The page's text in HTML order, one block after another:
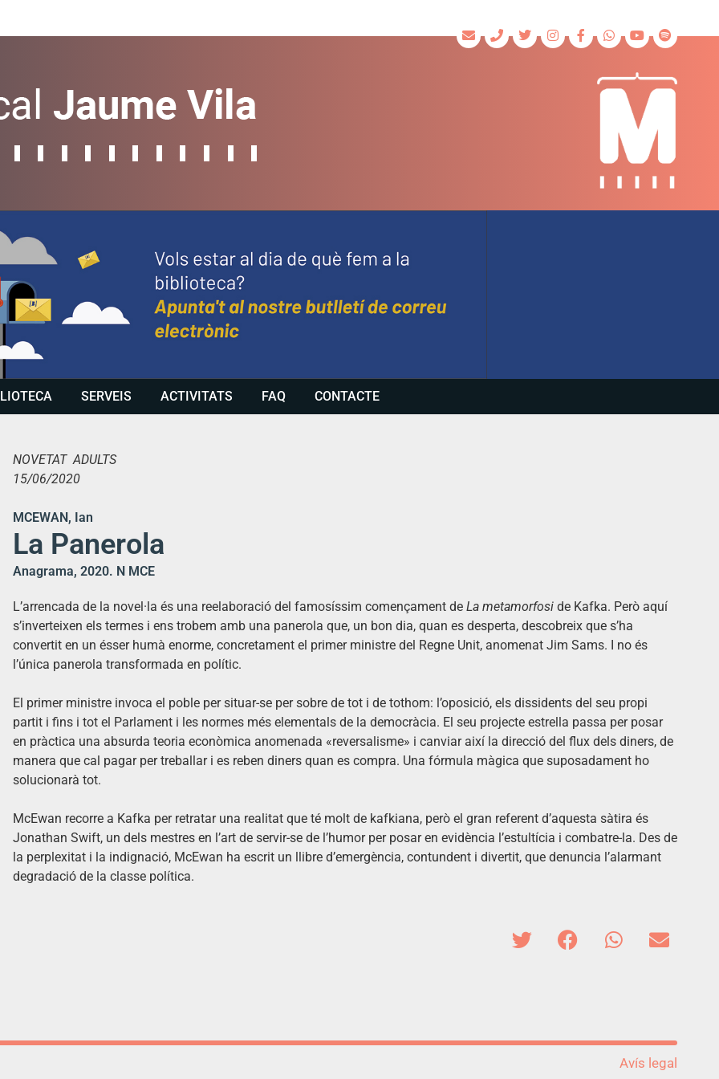
SERVEIS ACTIVITATS FAQ CONTACTE
NOVETAT ADULTS
15/06/2020
MCEWAN, Ian
La Panerola
Anagrama, 2020. N MCE
L’arrencada de la novel·la és una reelaboració del famosíssim començament de La metamorfosi de Kafka. Però aquí
s’inverteixen els termes i ens trobem amb una panerola que, un bon dia, quan es desperta, descobreix que s’ha
convertit en un ésser humà enorme, concretament el primer ministre del Regne Unit, anomenat Jim Sams. I no és
l’única panerola transformada en polític.
El primer ministre invoca el poble per situar-se per sobre de tot i de tothom: l’oposició, els dissidents del seu propi
partit i fins i tot el Parlament i les normes més elementals de la democràcia. El seu projecte estrella passa per posar
en pràctica una absurda teoria econòmica anomenada «reversalisme» i canviar així la direcció del flux dels diners, de
manera que cal pagar per treballar i es reben diners quan es compra. Una fórmula màgica que suposadament ho
solucionarà tot.
McEwan recorre a Kafka per retratar una realitat que té molt de kafkiana, però el gran referent d’aquesta sàtira és
Jonathan Swift, un dels mestres en l’art de servir-se de l’humor per posar en evidència l’estultícia i combatre-la. Des de
la perplexitat i la indignació, McEwan ha escrit un llibre d’emergència, contundent i divertit, que denuncia l’alarmant
degradació de la classe política.
Avís legal